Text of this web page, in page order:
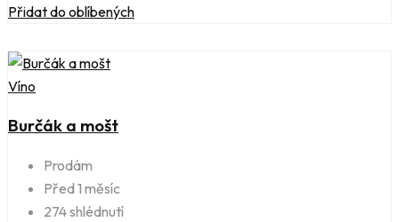
Přidat do oblíbených
Víno
Burčák a mošt
Prodám
Před 1 měsíc
274 shlédnutí